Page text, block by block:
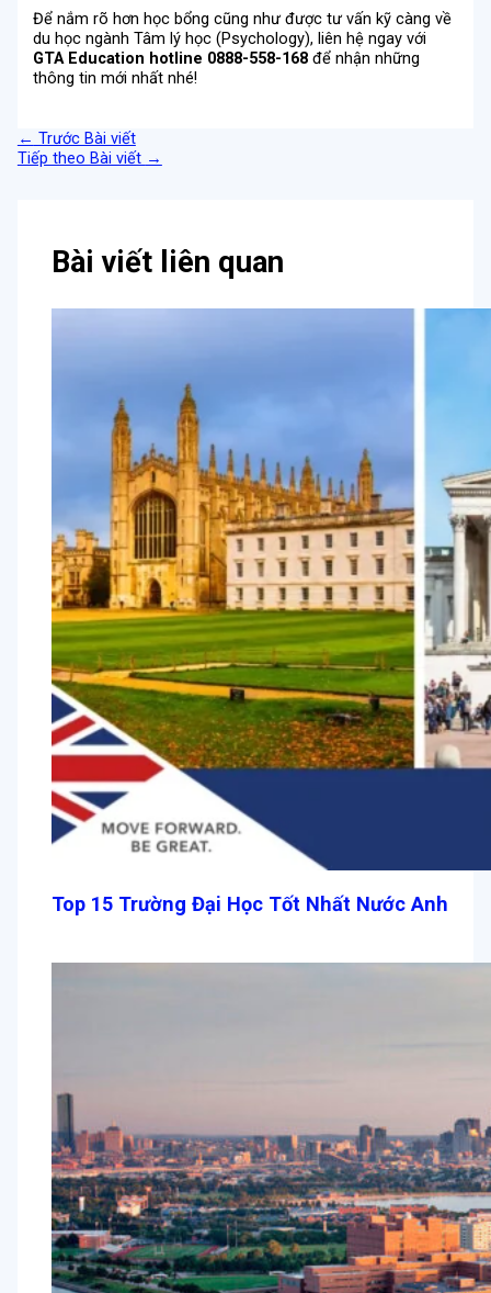
Để nắm rõ hơn học bổng cũng như được tư vấn kỹ càng về
du học ngành Tâm lý học (Psychology), liên hệ ngay với
GTA Education hotline 0888-558-168 để nhận những
thông tin mới nhất nhé!
← Trước Bài viết
Tiếp theo Bài viết →
Bài viết liên quan
Top 15 Trường Đại Học Tốt Nhất Nước Anh